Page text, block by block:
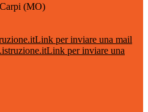
(MO)
Link per inviare una mail
Link per inviare una